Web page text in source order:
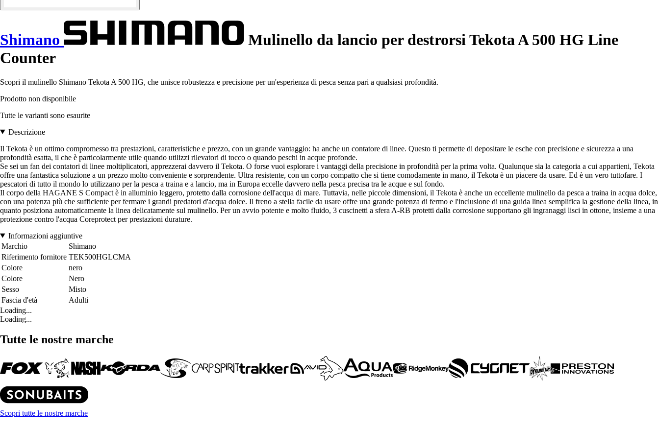
Shimano
Mulinello da lancio per destrorsi Tekota A 500 HG Line
Counter
Scopri il mulinello Shimano Tekota A 500 HG, che unisce robustezza e precisione per un'esperienza di pesca senza pari a qualsiasi profondità.
Prodotto non disponibile
Tutte le varianti sono esaurite
Descrizione
Il Tekota è un ottimo compromesso tra prestazioni, caratteristiche e prezzo, con un grande vantaggio: ha anche un contatore di linee. Questo ti permette di depositare le esche con precisione e sicurezza a una
profondità esatta, il che è particolarmente utile quando utilizzi rilevatori di tocco o quando peschi in acque profonde.
Se sei un fan dei contatori di linee moltiplicatori, apprezzerai davvero il Tekota. O forse vuoi esplorare i vantaggi della precisione in profondità per la prima volta. Qualunque sia la categoria a cui appartieni, Tekota
offre una fantastica soluzione a un prezzo molto conveniente e sorprendente. Ultra resistente, con un corpo compatto che si tiene comodamente in mano, il Tekota è un piacere da usare. Ed è un vero tuttofare. I
pescatori di tutto il mondo lo utilizzano per la pesca a traina e a lancio, ma in Europa eccelle davvero nella pesca precisa tra le acque e sul fondo.
Il corpo della HAGANE S Compact è in alluminio leggero, protetto dalla corrosione dell'acqua di mare. Tuttavia, nelle piccole dimensioni, il Tekota è anche un eccellente mulinello da pesca a traina in acqua dolce,
con una potenza più che sufficiente per fermare i grandi predatori d'acqua dolce. Il freno a stella facile da usare offre una grande potenza di fermo e l'inclusione di una guida linea semplifica la gestione della linea, in
quanto posiziona automaticamente la linea delicatamente sul mulinello. Per un avvio potente e molto fluido, 3 cuscinetti a sfera A-RB protetti dalla corrosione supportano gli ingranaggi lisci in ottone, insieme a una
protezione contro l'acqua Coreprotect per prestazioni durature.
Informazioni aggiuntive
Marchio
Shimano
Riferimento fornitore TEK500HGLCMA
Colore
nero
Colore
Nero
Sesso
Misto
Fascia d'età
Adulti
Loading...
Loading...
Tutte le nostre marche
Scopri tutte le nostre marche